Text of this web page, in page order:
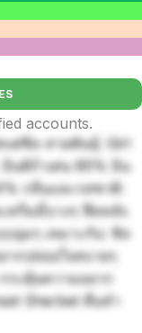
accounts.
ต่ชิล สายพันธุ์: Girl
อินดิก้าเด่น 85% อิน
กลิ่นและรสชาติ:
ครีมมี่บางๆ ฟีลหลัง
นุ่มๆ เหมาะกับ: ชิล
กปล่อยใจสบายๆ
ระตุ้นความอยาก
Sherbet คือคำ